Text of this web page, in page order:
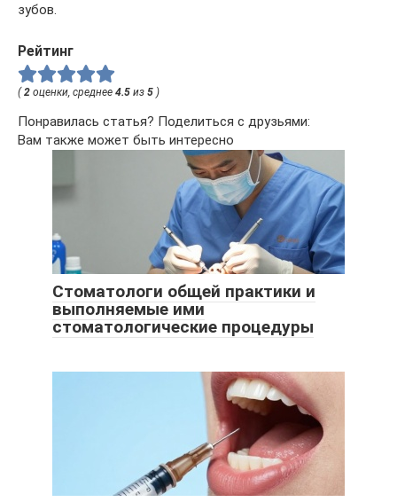
зубов.
Рейтинг
( 2 оценки, среднее 4.5 из 5 )
Понравилась статья? Поделиться с друзьями:
Вам также может быть интересно
Стоматологи общей практики и
выполняемые ими
стоматологические процедуры